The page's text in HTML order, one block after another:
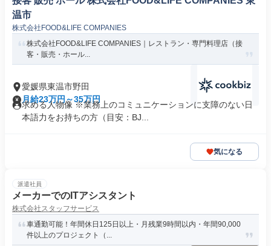
温市
株式会社FOOD&LIFE COMPANIES
株式会社FOOD&LIFE COMPANIES｜レストラン・専門料理店（接
客・販売・ホール...
愛媛県東温市野田
月給23万円～35万円
求める人物像 ※業務上のコミュニケーションに支障のない日
本語力をお持ちの方（目安：BJ...
気になる
派遣社員
メーカーでのITアシスタント
株式会社スタッフサービス
車通勤可能！年間休日125日以上・月残業9時間以内・年間90,000
件以上のプロジェクト（...